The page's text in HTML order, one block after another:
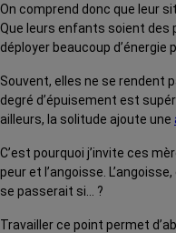
On comprend donc que leur
Que leurs enfants soient des
déployer beaucoup d’énergie
Souvent, elles ne se rendent
degré d’épuisement est
ailleurs, la solitude ajoute une
C’est pourquoi j’invite ces
peur et l’angoisse.
se passerait si… ?
Travailler ce point permet